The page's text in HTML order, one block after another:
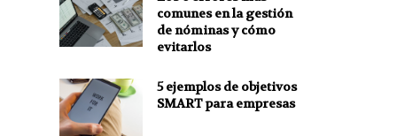
comunes en la gestión
de nóminas y cómo
evitarlos
5 ejemplos de objetivos
SMART para empresas